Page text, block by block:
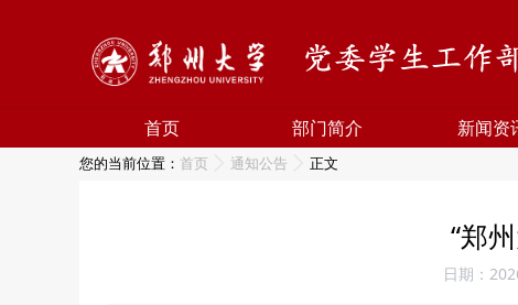
首页 部门简介 新闻资
您的当前位置： 首页 通知公告 正文
“郑
日期：